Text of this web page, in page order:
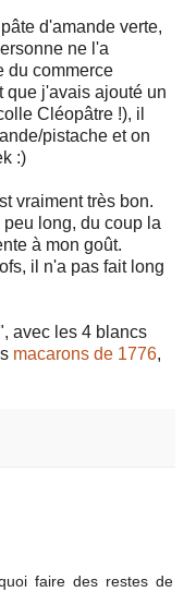
d'amande verte,
ne l'a
du commerce
que j'avais ajouté un
Cléopâtre !), il
pistache et on
:)
vraiment très bon.
long, du coup la
à mon goût.
il n'a pas fait long
avec les 4 blancs
macarons de 1776,
faire des restes de